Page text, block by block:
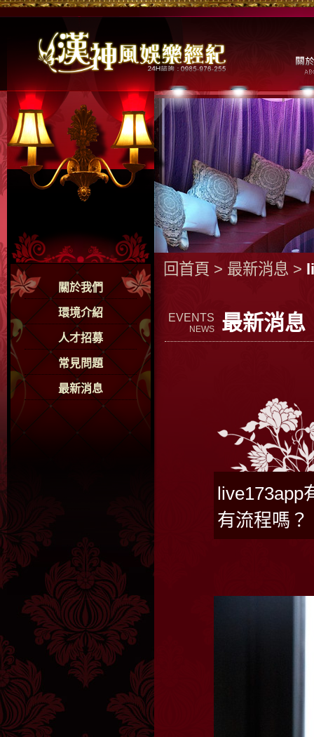
關於我們
環境介紹
人才招募
常見問題
最新消息
回首頁 > 最新消息 >
EVENTS
NEWS 最新消息
live173app
有流程嗎？